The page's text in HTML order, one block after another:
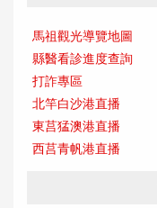
馬祖觀光導覽地圖
縣醫看診進度查詢
打詐專區
北竿白沙港直播
東莒猛澳港直播
西莒青帆港直播